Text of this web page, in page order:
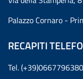
Palazzo Cornaro -
RECAPITI
Tel. (+39)0667796380